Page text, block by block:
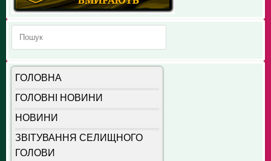
ГОЛОВНА
ГОЛОВНІ НОВИНИ
НОВИНИ
ЗВІТУВАННЯ СЕЛИЩНОГО
ГОЛОВИ